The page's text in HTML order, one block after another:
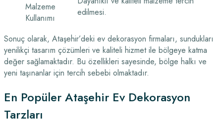
Malzeme
Kullanımı
edilmesi.
Sonuç olarak, Ataşehir’deki ev dekorasyon firmaları, sundukları
yenilikçi tasarım çözümleri ve kaliteli hizmet ile bölgeye katma
değer sağlamaktadır. Bu özellikleri sayesinde, bölge halkı ve
yeni taşınanlar için tercih sebebi olmaktadır.
En Popüler Ataşehir Ev Dekorasyon
Tarzları